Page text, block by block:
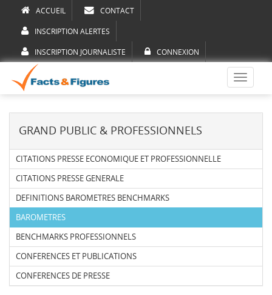
ACCUEIL CONTACT
INSCRIPTION ALERTES
INSCRIPTION JOURNALISTE CONNEXION
Toggle
GRAND PUBLIC & PROFESSIONNELS
CITATIONS PRESSE ECONOMIQUE ET PROFESSIONNELLE
CITATIONS PRESSE GENERALE
DEFINITIONS BAROMETRES BENCHMARKS
BAROMETRES
BENCHMARKS PROFESSIONNELS
CONFERENCES ET PUBLICATIONS
CONFERENCES DE PRESSE